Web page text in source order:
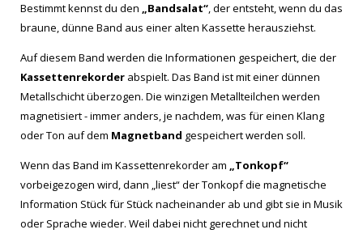
Bestimmt kennst du den „Bandsalat“, der entsteht, wenn du das
braune, dünne Band aus einer alten Kassette herausziehst.
Auf diesem Band werden die Informationen gespeichert, die der
Kassettenrekorder abspielt. Das Band ist mit einer dünnen
Metallschicht überzogen. Die winzigen Metallteilchen werden
magnetisiert - immer anders, je nachdem, was für einen Klang
oder Ton auf dem Magnetband gespeichert werden soll.
Wenn das Band im Kassettenrekorder am „Tonkopf“
vorbeigezogen wird, dann „liest“ der Tonkopf die magnetische
Information Stück für Stück nacheinander ab und gibt sie in Musik
oder Sprache wieder. Weil dabei nicht gerechnet und nicht